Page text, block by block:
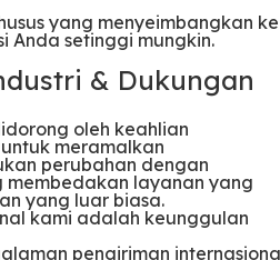
yang menyeimbangkan
Anda setinggi mungkin.
& Dukungan
oleh keahlian
meramalkan
perubahan dengan
layanan yang
yang luar biasa.
kami adalah keunggulan
pengiriman